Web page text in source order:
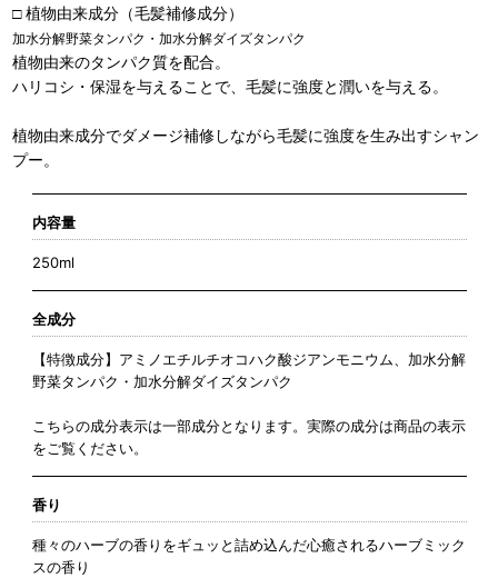
□ 植物由来成分（毛髪補修成分）
加水分解野菜タンパク・加水分解ダイズタンパク
植物由来のタンパク質を配合。
ハリコシ・保湿を与えることで、毛髪に強度と潤いを与える。
植物由来成分でダメージ補修しながら毛髪に強度を生み出すシャン
プー。
内容量
250ml
全成分
【特徴成分】アミノエチルチオコハク酸ジアンモニウム、加水分解
野菜タンパク・加水分解ダイズタンパク
こちらの成分表示は一部成分となります。実際の成分は商品の表示
をご覧ください。
香り
種々のハーブの香りをギュッと詰め込んだ心癒されるハーブミック
スの香り